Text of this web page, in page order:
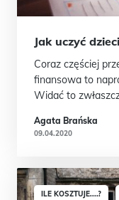
Jak uczyć
Coraz częściej
finansowa to
Widać to
Agata Brańska
09.04.2020
ILE KOSZTUJE....?